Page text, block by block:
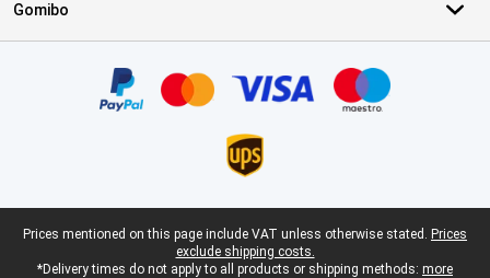
Gomibo
Legal footer
Prices mentioned on this page include VAT unless otherwise stated. Prices
exclude shipping costs.
*Delivery times do not apply to all products or shipping methods: more